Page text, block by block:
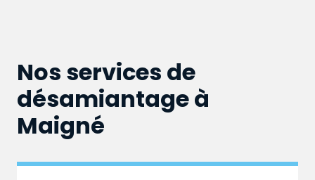
Nos services de
désamiantage à
Maigné